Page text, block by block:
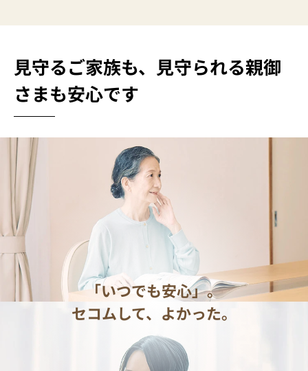
見守るご家族も、見守られる親御
さまも安心です
「いつでも安心」。
セコムして、よかった。